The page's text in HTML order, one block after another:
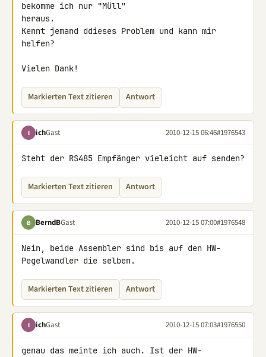
bekomme ich nur "Müll"
heraus.
Kennt jemand ddieses Problem und kann mir
helfen?
Vielen Dank!
Markierten Text zitieren Antwort
I ichGast 2010-12-15 06:46#1976543
Steht der RS485 Empfänger vieleicht auf senden?
Markierten Text zitieren Antwort
B BerndBGast 2010-12-15 07:00#1976548
Nein, beide Assembler sind bis auf den HW-
Pegelwandler die selben.
Markierten Text zitieren Antwort
I ichGast 2010-12-15 07:03#1976550
genau das meinte ich auch. Ist der HW-